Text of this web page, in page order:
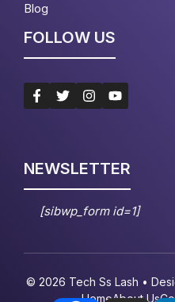
Blog
FOLLOW US
NEWSLETTER
[sibwp_form id=1]
© 2026 Tech Ss Lash •
HomeAbout Us